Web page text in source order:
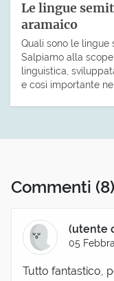
Le lingue
aramaico
Quali sono le lingue
Salpiamo alla
linguistica,
e così importante
Commenti (8)
(utente
05
Tutto fantastico,